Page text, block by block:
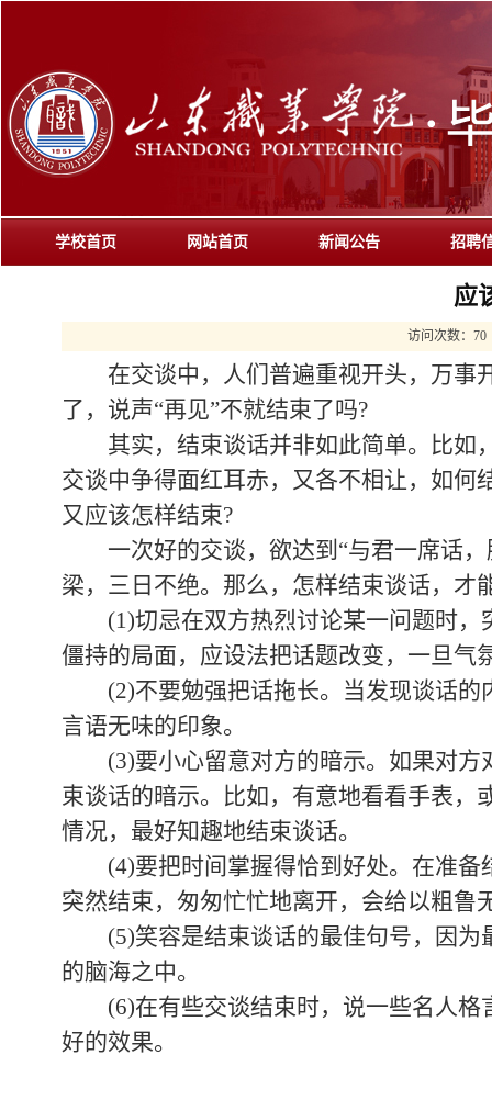
学校首页 网站首页 新闻公告 招聘
应
访问次数： 70
在交谈中，人们普遍重视开头，万事
了，说声“再见”不就结束了吗?
其实，结束谈话并非如此简单。比如
交谈中争得面红耳赤，又各不相让，如何
又应该怎样结束?
一次好的交谈，欲达到“与君一席话，
梁，三日不绝。那么，怎样结束谈话，才
(1)切忌在双方热烈讨论某一问题时，
僵持的局面，应设法把话题改变，一旦气
(2)不要勉强把话拖长。当发现谈话的
言语无味的印象。
(3)要小心留意对方的暗示。如果对方
束谈话的暗示。比如，有意地看看手表，
情况，最好知趣地结束谈话。
(4)要把时间掌握得恰到好处。在准备
突然结束，匆匆忙忙地离开，会给以粗鲁
(5)笑容是结束谈话的最佳句号，因为
的脑海之中。
(6)在有些交谈结束时，说一些名人格
好的效果。